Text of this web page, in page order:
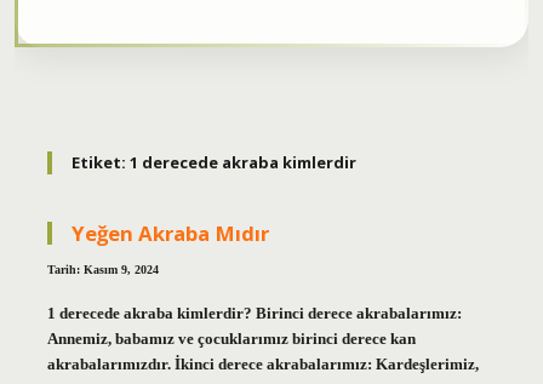
Etiket: 1 derecede akraba kimlerdir
Yeğen Akraba Mıdır
Tarih: Kasım 9, 2024
1 derecede akraba kimlerdir? Birinci derece akrabalarımız:
Annemiz, babamız ve çocuklarımız birinci derece kan
akrabalarımızdır. İkinci derece akrabalarımız: Kardeşlerimiz,